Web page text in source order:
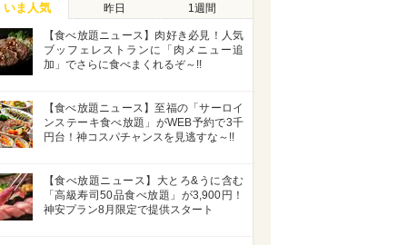
いま人気 昨日 1週間
【食べ放題ニュース】肉好き必見！人気
ブッフェレストランに「肉メニュー追
加」でさらに食べまくれるぞ～!!
【食べ放題ニュース】至福の「サーロイ
ンステーキ食べ放題」がWEB予約で3千
円台！神コスパチャンスを見逃すな～!!
【食べ放題ニュース】大とろ&うに含む
「高級寿司50品食べ放題」が3,900円！
神安プラン8月限定で提供スタート